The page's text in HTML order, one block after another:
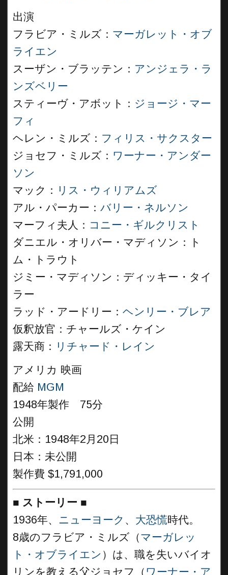
出演
フラビア・ミルズ： マーガレット・オブ
ライエン
スーザン・ブラッテン： アンジェラ・ラ
ンズベリー
スティーヴ・アボット： ジョージ・マー
フィ
ヘレン・ミルズ： フィリス・サクスター
ジョセフ・ミルズ： ワーナー・アンダー
ソン
マック： リス・ウィリアムズ
アル・パーカー： バリー・ネルソン
マーフィ夫人： コニー・ギルクリスト
ダニエル・オリバー・マディソン：ト
ム・トラウト
ジミー・マディソン：ディッキー・タイ
ラー
ラッド・アードリー： ヘンリー・ブレア
仮釈放官：チャールズ・ケイン
露天商： リチャード・レイン
アメリカ 映画
配給 MGM
1948年製作 75分
公開
北米：1948年2月20日
日本：未公開
製作費 $1,791,000
■ ストーリー ■
1936年、 ニューヨーク 、 大恐慌時代。
8歳のフラビア・ミルズ（マーガレッ
ト・オブライエン ）は、職を失いバイオ
リンを教える父ジョセフ（ ワーナー・ア